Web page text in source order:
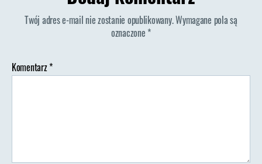
Twój adres e-mail nie zostanie opublikowany.Wymagane pola są
oznaczone *
Komentarz*